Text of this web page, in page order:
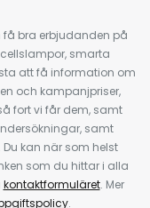
få bra erbjudanden på
smarta
att få information om
och kampanjpriser,
fort vi får dem, samt
samt
kan när som helst
som du hittar i alla
kontaktformuläret. Mer
.